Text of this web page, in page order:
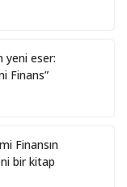
yeni eser:
Finans”
Finansın
bir kitap